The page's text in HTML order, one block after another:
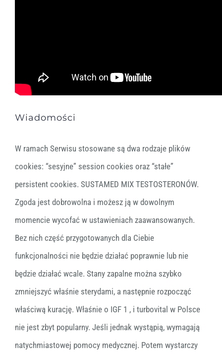
Wiadomości
W ramach Serwisu stosowane są dwa rodzaje plików
cookies: “sesyjne” session cookies oraz “stałe”
persistent cookies. SUSTAMED MIX TESTOSTERONÓW.
Zgoda jest dobrowolna i możesz ją w dowolnym
momencie wycofać w ustawieniach zaawansowanych.
Bez nich część przygotowanych dla Ciebie
funkcjonalności nie będzie działać poprawnie lub nie
będzie działać wcale. Stany zapalne można szybko
zmniejszyć właśnie sterydami, a następnie rozpocząć
właściwą kurację. Właśnie o IGF 1 , i turbovital w Polsce
nie jest zbyt popularny. Jeśli jednak wystąpią, wymagają
natychmiastowej pomocy medycznej. Potem wystarczy